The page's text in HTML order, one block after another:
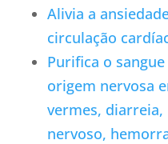
Alivia a
circulação
Purifica o
origem nervosa
vermes,
nervoso,